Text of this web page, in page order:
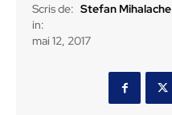
Scris de: Stefan Mihalache
in:
mai 12, 2017